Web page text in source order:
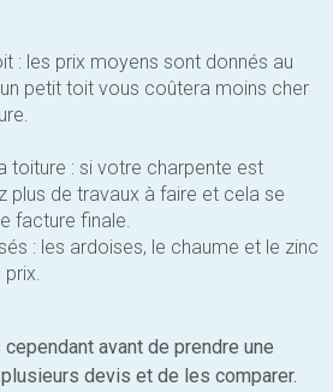
: les prix moyens sont donnés au
petit toit vous coûtera moins cher
toiture : si votre charpente est
plus de travaux à faire et cela se
facture finale.
: les ardoises, le chaume et le zinc
prix.
avant de prendre une
devis et de les comparer.